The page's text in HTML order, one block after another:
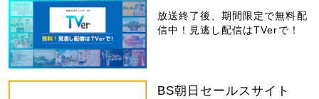
放送終了後、期間限定で無料配
信中！見逃し配信はTVerで！
BS朝日セールスサイト